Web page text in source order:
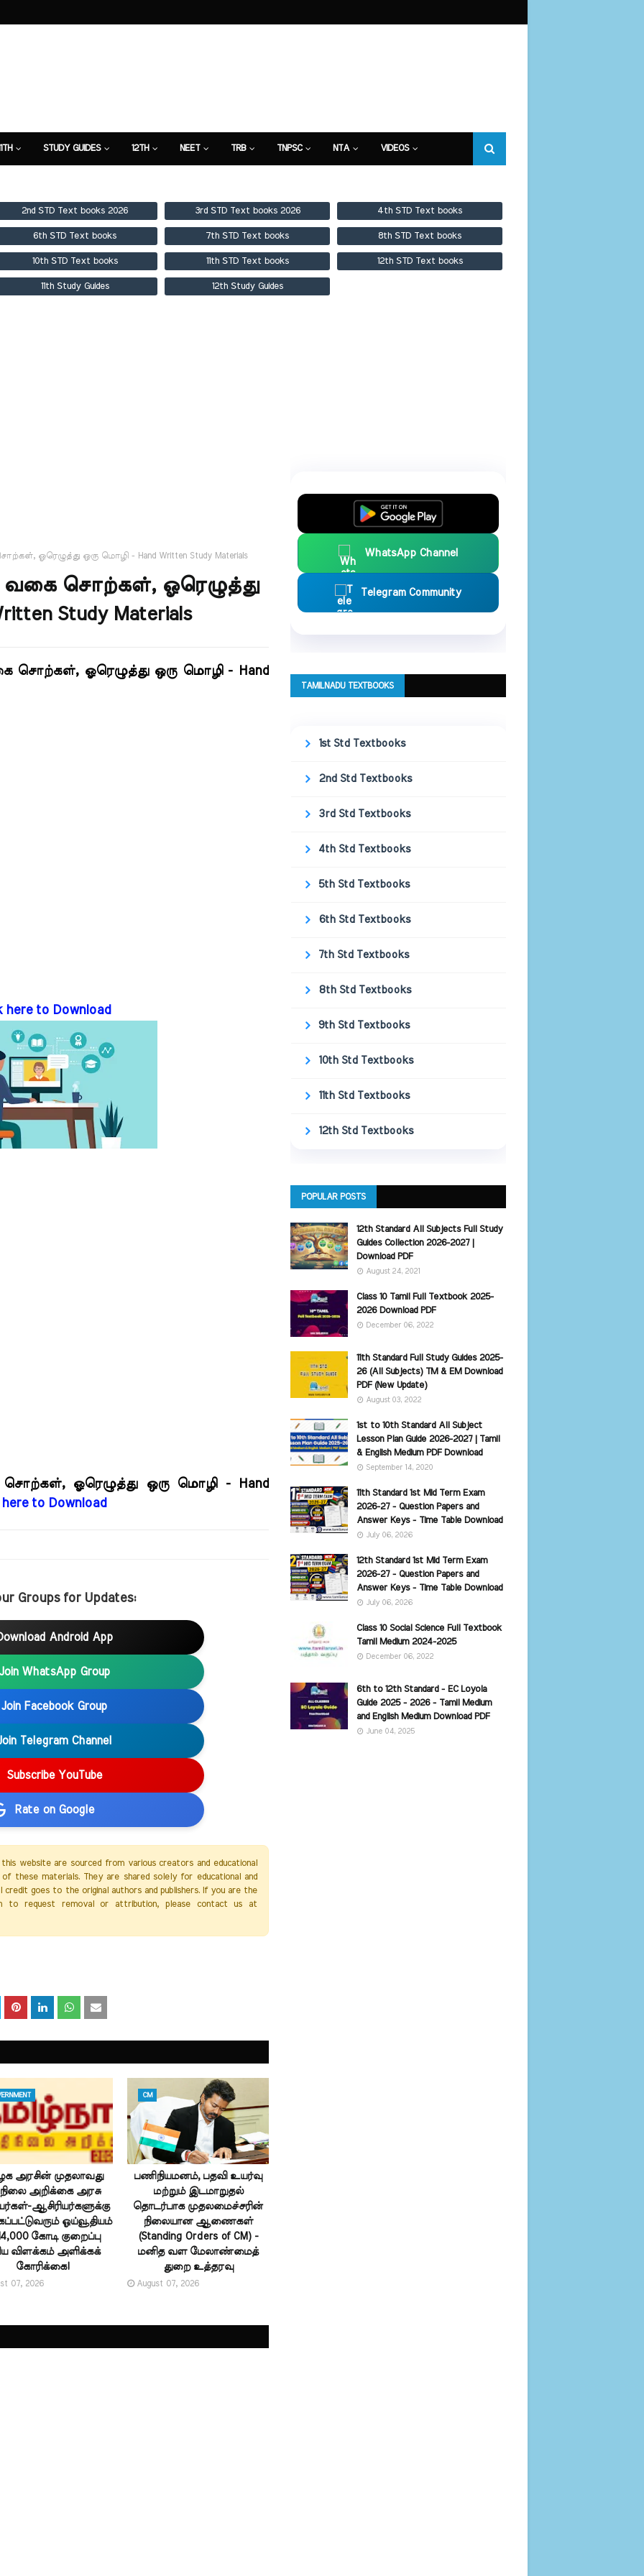
STUDY GUIDES 12TH NEET TRB TNPSC NTA VIDEOS
2nd STD Text books 2026 3rd STD Text books 2026 4th STD Text books
6th STD Text books 7th STD Text books 8th STD Text books
10th STD Text books 11th STD Text books 12th STD Text books
11th Study Guides 12th Study Guides
ஓரெழுத்து ஒரு மொழி - Hand Written Study Materials
வகை சொற்கள், ஓரெழுத்து
Study Materials
ஓரெழுத்து ஒரு மொழி - Hand
here to Download
ஓரெழுத்து ஒரு மொழி - Hand
to Download
Groups for Updates:
Android App
WhatsApp Group
Join Facebook Group
Telegram Channel
Subscribe YouTube
Rate on Google
website are sourced from various creators and educational
these materials. They are shared solely for educational and
credit goes to the original authors and publishers. If you are the
to request removal or attribution, please contact us at
அரசின் முதலாவது
அறிக்கை அரசு
ஆசிரியர்களுக்கு
ஓய்வூதியம்
கோடி குறைப்பு
விளக்கம் அளிக்கக்
கோரிக்கை!
07, 2026
CM
பணிநியமனம், பதவி உயர்வு
மற்றும் இடமாறுதல்
தொடர்பாக முதலமைச்சரின்
நிலையான ஆணைகள்
(Standing Orders of CM) -
மனித வள மேலாண்மைத்
துறை உத்தரவு
August 07, 2026
WhatsApp Channel
Telegram Community
TAMILNADU TEXTBOOKS
1st Std Textbooks
2nd Std Textbooks
3rd Std Textbooks
4th Std Textbooks
5th Std Textbooks
6th Std Textbooks
7th Std Textbooks
8th Std Textbooks
9th Std Textbooks
10th Std Textbooks
11th Std Textbooks
12th Std Textbooks
POPULAR POSTS
12th Standard All Subjects Full Study
Guides Collection 2026-2027 |
Download PDF
August 24, 2021
Class 10 Tamil Full Textbook 2025-
2026 Download PDF
December 06, 2022
11th Standard Full Study Guides 2025-
26 (All Subjects) TM & EM Download
PDF (New Update)
August 03, 2022
1st to 10th Standard All Subject
Lesson Plan Guide 2026-2027 | Tamil
& English Medium PDF Download
September 14, 2020
11th Standard 1st Mid Term Exam
2026-27 - Question Papers and
Answer Keys - Time Table Download
July 06, 2026
12th Standard 1st Mid Term Exam
2026-27 - Question Papers and
Answer Keys - Time Table Download
July 06, 2026
Class 10 Social Science Full Textbook
Tamil Medium 2024-2025
December 06, 2022
6th to 12th Standard - EC Loyola
Guide 2025 - 2026 - Tamil Medium
and English Medium Download PDF
June 04, 2025